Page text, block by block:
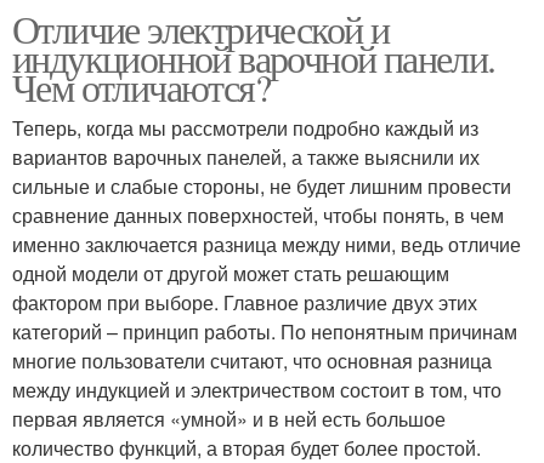
Отличие электрической и
индукционной варочной панели.
Чем отличаются?
Теперь, когда мы рассмотрели подробно каждый из
вариантов варочных панелей, а также выяснили их
сильные и слабые стороны, не будет лишним провести
сравнение данных поверхностей, чтобы понять, в чем
именно заключается разница между ними, ведь отличие
одной модели от другой может стать решающим
фактором при выборе. Главное различие двух этих
категорий – принцип работы. По непонятным причинам
многие пользователи считают, что основная разница
между индукцией и электричеством состоит в том, что
первая является «умной» и в ней есть большое
количество функций, а вторая будет более простой.